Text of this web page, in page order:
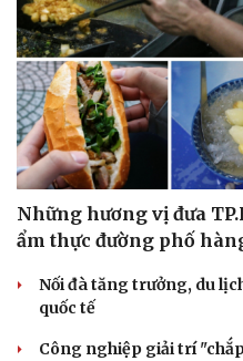
Sân khấu - Điện ảnh
Văn học
Âm nhạc
Di sản
Những hương vị đưa
ẩm thực đường phố
Nối đà tăng trưởng, du
quốc tế
Công nghiệp giải trí